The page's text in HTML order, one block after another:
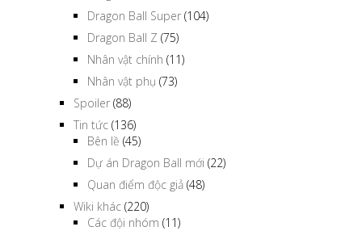
Dragon Ball Super (104)
Dragon Ball Z (75)
Nhân vật chính (11)
Nhân vật phụ (73)
Spoiler (88)
Tin tức (136)
Bên lề (45)
Dự án Dragon Ball mới (22)
Quan điểm độc giả (48)
Wiki khác (220)
Các đội nhóm (11)